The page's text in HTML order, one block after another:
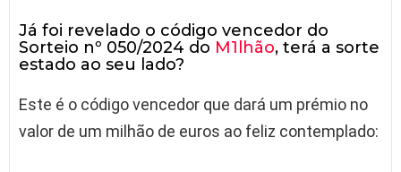
Já foi revelado o código vencedor do
Sorteio nº 050/2024 do M1lhão, terá a sorte
estado ao seu lado?
Este é o código vencedor que dará um prémio no
valor de um milhão de euros ao feliz contemplado: